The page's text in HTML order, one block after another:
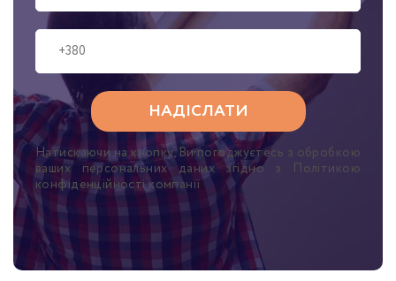
Натискаючи на кнопку, Ви погоджуєтесь з обробкою
ваших персональних даних згідно з Політикою
конфіденційності компанії